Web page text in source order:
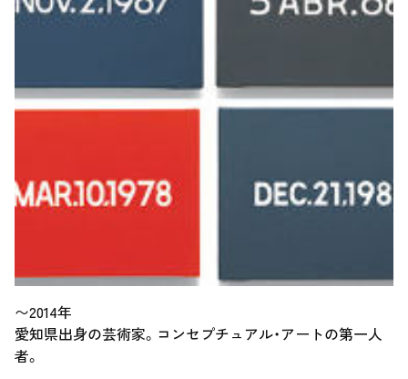
〜2014年
愛知県出身の芸術家。コンセプチュアル・アートの第一人
者。